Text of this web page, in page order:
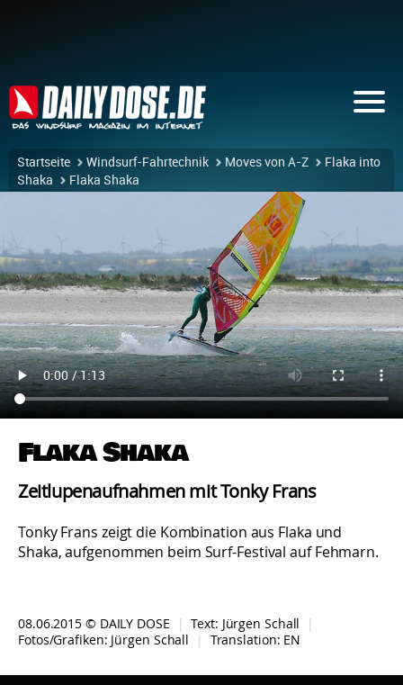
Startseite Windsurf-Fahrtechnik Moves von A-Z
Flaka into
Shaka
Flaka Shaka
Flaka Shaka
Zeitlupenaufnahmen mit Tonky Frans
Tonky Frans zeigt die Kombination aus Flaka und
Shaka, aufgenommen beim Surf-Festival auf Fehmarn.
08.06.2015 © DAILY DOSE | Text: Jürgen Schall
|
Fotos/Grafiken: Jürgen Schall | Translation: EN